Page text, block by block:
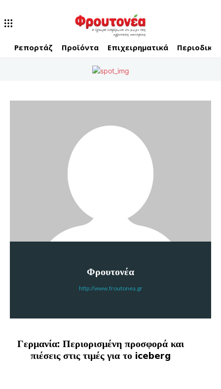
Ρεπορτάζ Προϊόντα Επιχειρηματικά Περιοδικό
Φρουτονέα
http://www.froutonea.gr
Γερμανία: Περιορισμένη προσφορά και
πιέσεις στις τιμές για το iceberg